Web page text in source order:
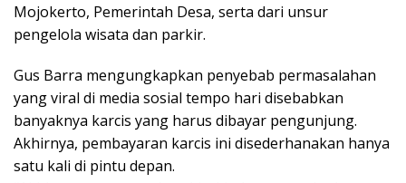
Mojokerto, Pemerintah Desa, serta dari unsur
pengelola wisata dan parkir.
Gus Barra mengungkapkan penyebab permasalahan
yang viral di media sosial tempo hari disebabkan
banyaknya karcis yang harus dibayar pengunjung.
Akhirnya, pembayaran karcis ini disederhanakan hanya
satu kali di pintu depan.